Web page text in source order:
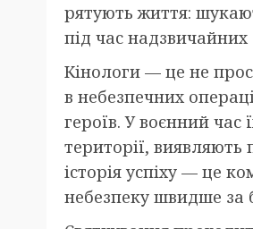
рятують життя:
під час надзвичайних
Кінологи — це не
в небезпечних
героїв. У воєнний час
території,
історія успіху — це
небезпеку швидше за